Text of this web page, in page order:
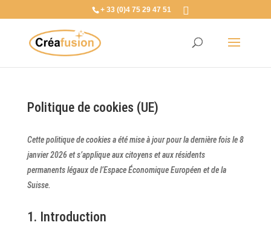
+ 33 (0)4 75 29 47 51
Politique de cookies (UE)
Cette politique de cookies a été mise à jour pour la dernière fois le 8
janvier 2026 et s’applique aux citoyens et aux résidents
permanents légaux de l’Espace Économique Européen et de la
Suisse.
1. Introduction